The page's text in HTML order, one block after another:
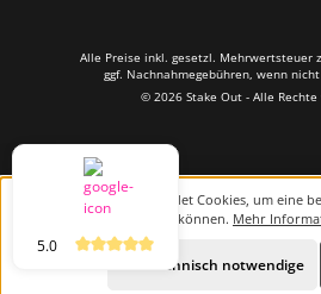
5.0
Alle Preise inkl. gesetzl. Mehrwertsteuer
ggf. Nachnahmegebühren, wenn
© 2026 Stake Out - Alle
Diese Website verwendet Cookies, um eine
zu können. Mehr
Nur technisch notwendige